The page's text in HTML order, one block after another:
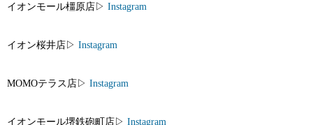
イオンモール橿原店▷ Instagram
イオン桜井店▷ Instagram
MOMOテラス店▷ Instagram
イオンモール堺鉄砲町店▷ Instagram